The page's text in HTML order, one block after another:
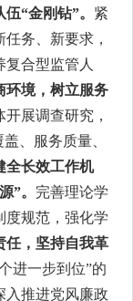
“金刚钻”。 紧
务、新要求，
合型监管人
环境，树立服务
展调查研究，
、服务质量、
全长效工作机
”。 完善理论学
度规范，强化学
任，坚持自我革
进一步到位”的
入推进党风廉政